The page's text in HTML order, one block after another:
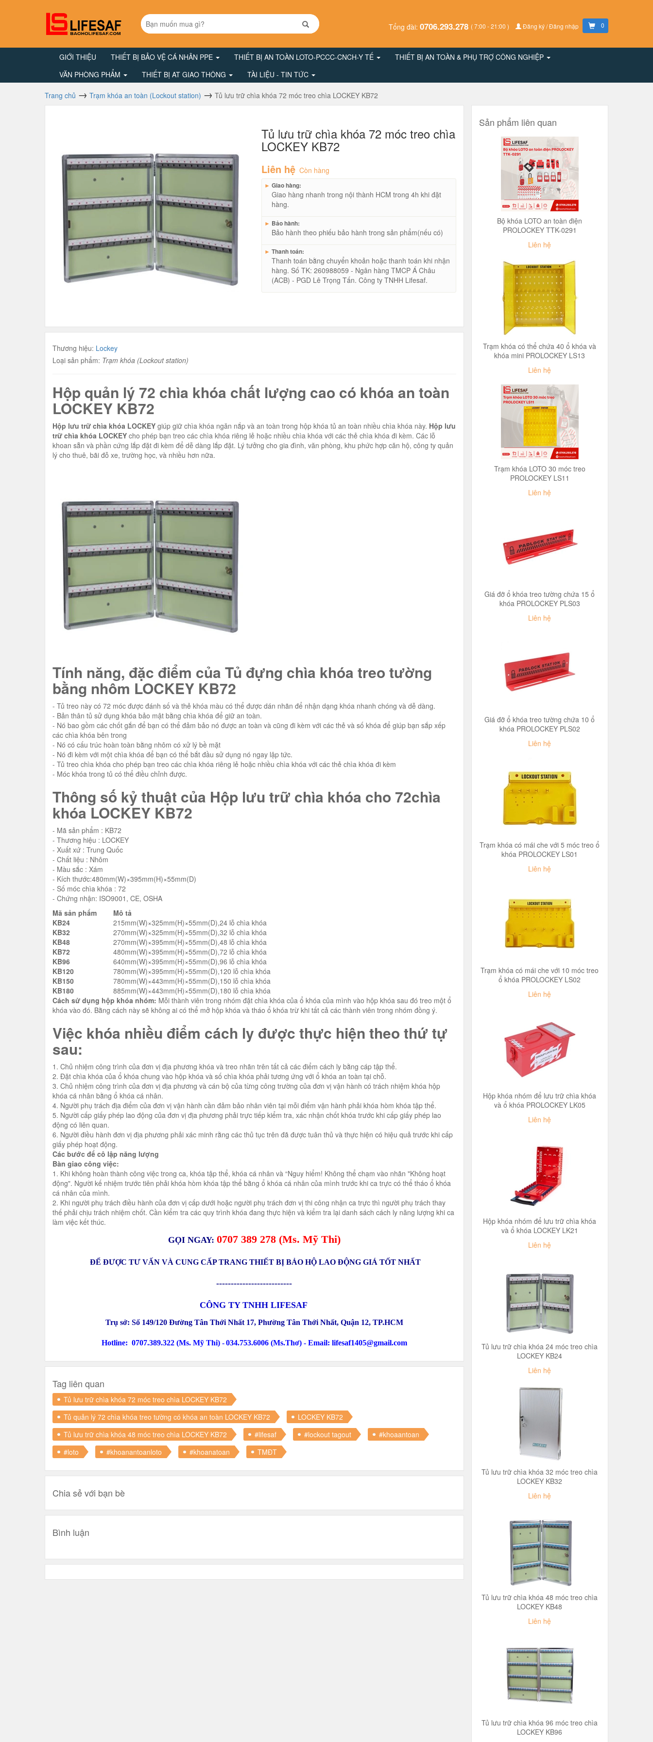
Tổng đài: 0706.293.278 ( 7:00 - 21:00 ) Đăng ký / Đăng nhập 0
GIỚI THIỆU THIẾT BỊ BẢO VỆ CÁ NHÂN PPE THIẾT BỊ AN TOÀN LOTO-PCCC-CNCH-Y TẾ
THIẾT BỊ AN TOÀN & PHỤ TRỢ CÔNG NGHIỆP
VĂN PHÒNG PHẨM
THIẾT BỊ AT GIAO THÔNG TÀI LIỆU - TIN TỨC
Trang chủ Trạm khóa an toàn (Lockout station) Tủ lưu trữ chìa khóa 72 móc treo chìa LOCKEY KB72
Tủ lưu trữ chìa khóa 72 móc treo chìa
LOCKEY KB72
Liên hệ Còn hàng
► Giao hàng:
Giao hàng nhanh trong nội thành HCM trong 4h khi đặt
hàng.
► Bảo hành:
Bảo hành theo phiếu bảo hành trong sản phẩm(nếu có)
► Thanh toán:
Thanh toán bằng chuyển khoản hoặc thanh toán khi nhận
hàng. Số TK: 260988059 - Ngân hàng TMCP Á Châu
(ACB) - PGD Lê Trọng Tấn. Công ty TNHH Lifesaf.
Thương hiệu: Lockey
Loại sản phẩm: Trạm khóa (Lockout station)
Hộp quản lý 72 chìa khóa chất lượng cao có khóa an toàn
LOCKEY KB72
Hộp lưu trữ chìa khóa LOCKEY giúp giữ chìa khóa ngăn nắp và an toàn trong hộp khóa tủ an toàn nhiều chìa khóa này. Hộp lưu
trữ chìa khóa LOCKEY cho phép bạn treo các chìa khóa riêng lẻ hoặc nhiều chìa khóa với các thẻ chìa khóa đi kèm. Các lỗ
khoan sẵn và phần cứng lắp đặt đi kèm để dễ dàng lắp đặt. Lý tưởng cho gia đình, văn phòng, khu phức hợp căn hộ, công ty quản
lý cho thuê, bãi đỗ xe, trường học, và nhiều hơn nữa.
Tính năng, đặc điểm của Tủ đựng chìa khóa treo tường
bằng nhôm LOCKEY KB72
- Tủ treo này có 72 móc được đánh số và thẻ khóa màu có thể được dán nhãn để nhận dạng khóa nhanh chóng và dễ dàng.
- Bản thân tủ sử dụng khóa bảo mật bằng chìa khóa để giữ an toàn.
- Nó bao gồm các chốt gắn để bạn có thể đảm bảo nó được an toàn và cũng đi kèm với các thẻ và số khóa để giúp bạn sắp xếp
các chìa khóa bên trong
- Nó có cấu trúc hoàn toàn bằng nhôm có xử lý bề mặt
- Nó đi kèm với một chìa khóa để bạn có thể bắt đầu sử dụng nó ngay lập tức.
- Tủ treo chìa khóa cho phép bạn treo các chìa khóa riêng lẻ hoặc nhiều chìa khóa với các thẻ chìa khóa đi kèm
- Móc khóa trong tủ có thể điều chỉnh được.
Thông số kỷ thuật của Hộp lưu trữ chìa khóa cho 72chìa
khóa LOCKEY KB72
- Mã sản phẩm : KB72
- Thương hiệu : LOCKEY
- Xuất xứ : Trung Quốc
- Chất liệu : Nhôm
- Màu sắc : Xám
- Kích thước:480mm(W)×395mm(H)×55mm(D)
- Số móc chìa khóa : 72
- Chứng nhận: ISO9001, CE, OSHA
Mã sản phẩm
Mô tả
KB24
215mm(W)×325mm(H)×55mm(D),24 lỗ chìa khóa
KB32
270mm(W)×325mm(H)×55mm(D),32 lỗ chìa khóa
KB48
270mm(W)×395mm(H)×55mm(D),48 lỗ chìa khóa
KB72
480mm(W)×395mm(H)×55mm(D),72 lỗ chìa khóa
KB96
640mm(W)×395mm(H)×55mm(D),96 lỗ chìa khóa
KB120
780mm(W)×395mm(H)×55mm(D),120 lỗ chìa khóa
KB150
780mm(W)×443mm(H)×55mm(D),150 lỗ chìa khóa
KB180
885mm(W)×443mm(H)×55mm(D),180 lỗ chìa khóa
Cách sử dụng hộp khóa nhóm: Mỗi thành viên trong nhóm đặt chìa khóa của ổ khóa của mình vào hộp khóa sau đó treo một ổ
khóa vào đó. Bằng cách này sẽ không ai có thể mở hộp khóa và tháo ổ khóa trừ khi tất cả các thành viên trong nhóm đồng ý.
Việc khóa nhiều điểm cách ly được thực hiện theo thứ tự
sau:
1. Chủ nhiệm công trình của đơn vị địa phương khóa và treo nhãn trên tất cả các điểm cách ly bằng cáp tập thể.
2. Đặt chìa khóa của ổ khóa chung vào hộp khóa và số chìa khóa phải tương ứng với ổ khóa an toàn tại chỗ.
3. Chủ nhiệm công trình của đơn vị địa phương và cán bộ của từng công trường của đơn vị vận hành có trách nhiệm khóa hộp
khóa cá nhân bằng ổ khóa cá nhân.
4. Người phụ trách địa điểm của đơn vị vận hành cần đảm bảo nhân viên tại mỗi điểm vận hành phải khóa hòm khóa tập thể.
5. Người cấp giấy phép lao động của đơn vị địa phương phải trực tiếp kiểm tra, xác nhận chốt khóa trước khi cấp giấy phép lao
động có liên quan.
6. Người điều hành đơn vị địa phương phải xác minh rằng các thủ tục trên đã được tuân thủ và thực hiện có hiệu quả trước khi cấp
giấy phép hoạt động.
Các bước để cô lập năng lượng
Bàn giao công việc:
1. Khi không hoàn thành công việc trong ca, khóa tập thể, khóa cá nhân và “Nguy hiểm! Không thể chạm vào nhãn "Không hoạt
động". Người kế nhiệm trước tiên phải khóa hòm khóa tập thể bằng ổ khóa cá nhân của mình trước khi ca trực có thể tháo ổ khóa
cá nhân của mình.
2. Khi người phụ trách điều hành của đơn vị cấp dưới hoặc người phụ trách đơn vị thi công nhận ca trực thì người phụ trách thay
thế phải chịu trách nhiệm chốt. Cần kiểm tra các quy trình khóa đang thực hiện và kiểm tra lại danh sách cách ly năng lượng khi ca
làm việc kết thúc.
GỌI NGAY: 0707 389 278(Ms. Mỹ Thi)
ĐỂ ĐƯỢC TƯ VẤN VÀ CUNG CẤP TRANG THIẾT BỊ BẢO HỘ LAO ĐỘNG GIÁ TỐT NHẤT
--------------------------
CÔNG TY TNHH LIFESAF
Trụ sở: Số 149/120 Đường Tân Thới Nhất 17, Phường Tân Thới Nhất, Quận 12, TP.HCM
Hotline: 0707.389.322 (Ms. Mỹ Thi) -034.753.6006 (Ms.Thơ) - Email: lifesaf1405@gmail.com
Tag liên quan
Tủ lưu trữ chìa khóa 72 móc treo chìa LOCKEY KB72
Tủ quản lý 72 chìa khóa treo tường có khóa an toàn LOCKEY KB72
LOCKEY KB72
Tủ lưu trữ chìa khóa 48 móc treo chìa LOCKEY KB72
#lifesaf #lockout tagout
#khoaantoan
#loto
#khoanantoanloto #khoanatoan TMĐT
Chia sẻ với bạn bè
Bình luận
Sản phẩm liên quan
Bộ khóa LOTO an toàn điện
PROLOCKEY TTK-0291
Liên hệ
Trạm khóa có thể chứa 40 ổ khóa và
khóa mini PROLOCKEY LS13
Liên hệ
Trạm khóa LOTO 30 móc treo
PROLOCKEY LS11
Liên hệ
Giá đỡ ổ khóa treo tường chứa 15 ổ
khóa PROLOCKEY PLS03
Liên hệ
Giá đỡ ổ khóa treo tường chứa 10 ổ
khóa PROLOCKEY PLS02
Liên hệ
Trạm khóa có mái che với 5 móc treo ổ
khóa PROLOCKEY LS01
Liên hệ
Trạm khóa có mái che với 10 móc treo
ổ khóa PROLOCKEY LS02
Liên hệ
Hộp khóa nhóm để lưu trữ chìa khóa
và ổ khóa PROLOCKEY LK05
Liên hệ
Hộp khóa nhóm để lưu trữ chìa khóa
và ổ khóa LOCKEY LK21
Liên hệ
Tủ lưu trữ chìa khóa 24 móc treo chìa
LOCKEY KB24
Liên hệ
Tủ lưu trữ chìa khóa 32 móc treo chìa
LOCKEY KB32
Liên hệ
Tủ lưu trữ chìa khóa 48 móc treo chìa
LOCKEY KB48
Liên hệ
Tủ lưu trữ chìa khóa 96 móc treo chìa
LOCKEY KB96